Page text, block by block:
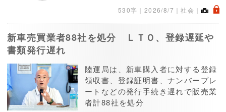
530字｜ 2026/8/7 ｜社会｜ .
新車売買業者88社を処分 ＬＴＯ、登録遅延や
書類発行遅れ
陸運局は、新車購入者に対する登録
領収書、登録証明書、ナンバープレ
ートなどの発行手続き遅れで販売業
者計88社を処分